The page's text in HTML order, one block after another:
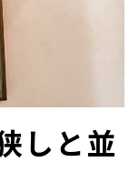
しと並